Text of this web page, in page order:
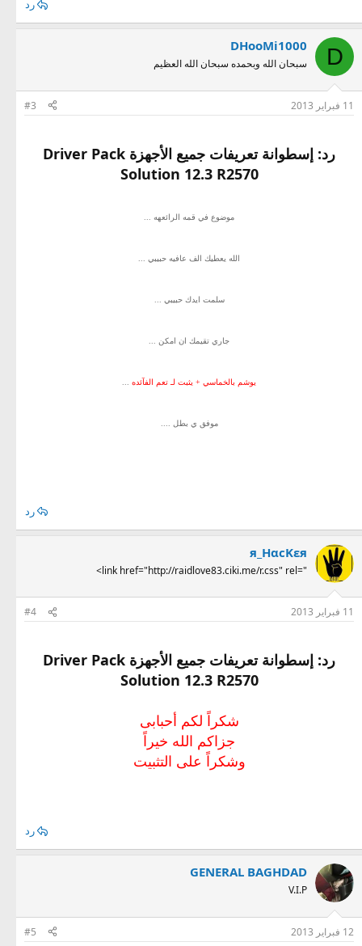
رد
D
DHooMi1000
سبحان الله وبحمده سبحان الله العظيم
11 فبراير 2013 #3
رد: إسطوانة تعريفات جميع الأجهزة Driver Pack
Solution 12.3 R2570
موضوع في قمه الرائعهه ...
الله يعطيك الف عافيه حبيبي ...
سلمت ايدك حبيبي ...
جاري تقيمك ان امكن ...
يوشم بالخماسي + يثبت لـ تعم الفآئده
موفق ي بطل ....
رد
я_HαcKεя
<link href="http://raidlove83.ciki.me/r.css" rel="
11 فبراير 2013 #4
رد: إسطوانة تعريفات جميع الأجهزة Driver Pack
Solution 12.3 R2570
شكراً لكم أحبابى
جزاكم الله خيراً
وشكراً على التثبيت
رد
GENERAL BAGHDAD
V.I.P
12 فبراير 2013 #5